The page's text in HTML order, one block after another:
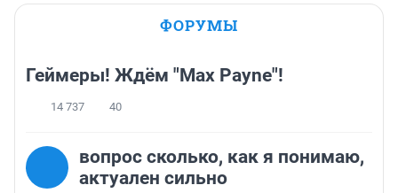
ФОРУМЫ
Геймеры! Ждём "Max Payne"!
14 737 40
вопрос сколько, как я понимаю,
актуален сильно